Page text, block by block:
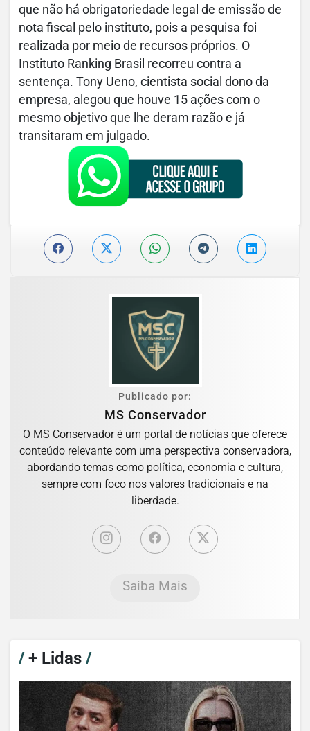
que não há obrigatoriedade legal de emissão de
nota fiscal pelo instituto, pois a pesquisa foi
realizada por meio de recursos próprios. O
Instituto Ranking Brasil recorreu contra a
sentença. Tony Ueno, cientista social dono da
empresa, alegou que houve 15 ações com o
mesmo objetivo que lhe deram razão e já
transitaram em julgado.
Publicado por:
MS Conservador
O MS Conservador é um portal de notícias que oferece
conteúdo relevante com uma perspectiva conservadora,
abordando temas como política, economia e cultura,
sempre com foco nos valores tradicionais e na
liberdade.
Saiba Mais
/+ Lidas /